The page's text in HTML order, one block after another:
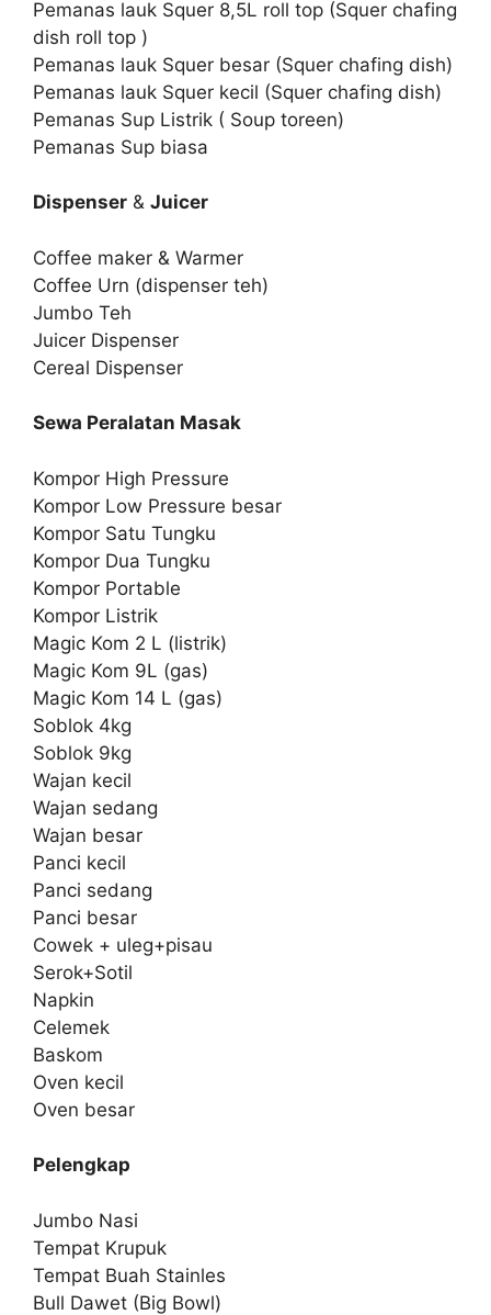
Pemanas lauk Squer 8,5L roll top (Squer chafing
dish roll top )
Pemanas lauk Squer besar (Squer chafing dish)
Pemanas lauk Squer kecil (Squer chafing dish)
Pemanas Sup Listrik ( Soup toreen)
Pemanas Sup biasa
Dispenser & Juicer
Coffee maker & Warmer
Coffee Urn (dispenser teh)
Jumbo Teh
Juicer Dispenser
Cereal Dispenser
Sewa Peralatan Masak
Kompor High Pressure
Kompor Low Pressure besar
Kompor Satu Tungku
Kompor Dua Tungku
Kompor Portable
Kompor Listrik
Magic Kom 2 L (listrik)
Magic Kom 9L (gas)
Magic Kom 14 L (gas)
Soblok 4kg
Soblok 9kg
Wajan kecil
Wajan sedang
Wajan besar
Panci kecil
Panci sedang
Panci besar
Cowek + uleg+pisau
Serok+Sotil
Napkin
Celemek
Baskom
Oven kecil
Oven besar
Pelengkap
Jumbo Nasi
Tempat Krupuk
Tempat Buah Stainles
Bull Dawet (Big Bowl)